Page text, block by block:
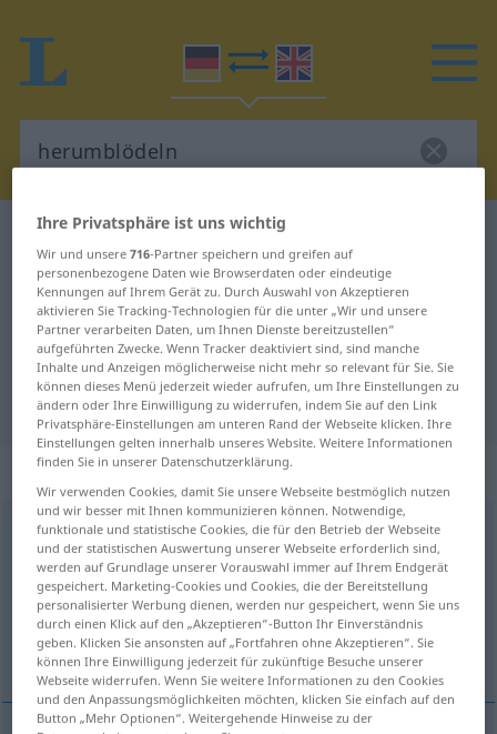
Deutsch-Englisch Wörterbuch
Deutsch-Englisch Übersetzung für
"herumblödeln"
"herumblödeln" Englisch
Übersetzung
„herumblödeln“: intransitives Verb
herumblödeln v/i <trennb;-ge-;h> UMG
Übersicht aller Übersetzungen
(Für mehr Details die Übersetzung anklicken/antippen)
talk rubbish fool around
Ihre Privatsphäre ist uns wichtig
Wir und unsere716-Partner speichern und greifen auf
personenbezogene Daten wie Browserdaten oder eindeutige
Kennungen auf Ihrem Gerät zu. Durch Auswahl von Akzeptieren
aktivieren Sie Tracking-Technologien für die unter „Wir und unsere
Partner verarbeiten Daten, um Ihnen Dienste bereitzustellen“
aufgeführten Zwecke. Wenn Tracker deaktiviert sind, sind manche
Inhalte und Anzeigen möglicherweise nicht mehr so relevant für Sie. Sie
können dieses Menü jederzeit wieder aufrufen, um Ihre Einstellungen zu
ändern oder Ihre Einwilligung zu widerrufen, indem Sie auf den Link
Privatsphäre-Einstellungen am unteren Rand der Webseite klicken. Ihre
Einstellungen gelten innerhalb unseres Website. Weitere Informationen
finden Sie in unserer Datenschutzerklärung.
Wir verwenden Cookies, damit Sie unsere Webseite bestmöglich nutzen
und wir besser mit Ihnen kommunizieren können. Notwendige,
funktionale und statistische Cookies, die für den Betrieb der Webseite
und der statistischen Auswertung unserer Webseite erforderlich sind,
werden auf Grundlage unserer Vorauswahl immer auf Ihrem Endgerät
gespeichert. Marketing-Cookies und Cookies, die der Bereitstellung
personalisierter Werbung dienen, werden nur gespeichert, wenn Sie uns
durch einen Klick auf den „Akzeptieren“-Button Ihr Einverständnis
geben. Klicken Sie ansonsten auf „Fortfahren ohne Akzeptieren“. Sie
können Ihre Einwilligung jederzeit für zukünftige Besuche unserer
Webseite widerrufen. Wenn Sie weitere Informationen zu den Cookies
und den Anpassungsmöglichkeiten möchten, klicken Sie einfach auf den
Button „Mehr Optionen“. Weitergehende Hinweise zu der